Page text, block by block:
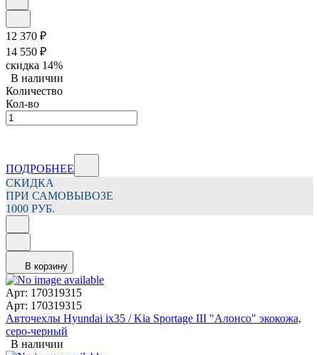
12 370 ₽
14 550 ₽
скидка 14%
В наличии
Количество
Кол-во
ПОДРОБНЕЕ
СКИДКА
ПРИ САМОВЫВОЗЕ
1000 РУБ.
В корзину
Арт: 170319315
Арт: 170319315
Авточехлы Hyundai ix35 / Kia Sportage III "Алонсо" экокожа,
серо-черный
В наличии